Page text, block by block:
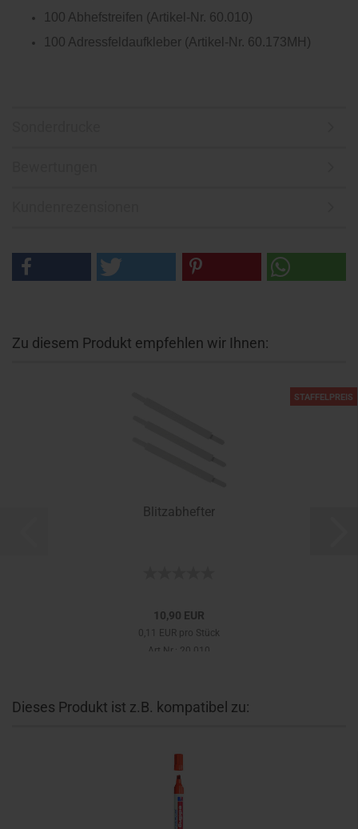
100 Abhefstreifen (Artikel-Nr. 60.010)
100 Adressfeldaufkleber (Artikel-Nr. 60.173MH)
Zu diesem Produkt empfehlen wir Ihnen:
STAFFELPREIS
Blitzabhefter
10,90 EUR
0,11 EUR pro Stück
Art.Nr.: 20.010
Dieses Produkt ist z.B. kompatibel zu: